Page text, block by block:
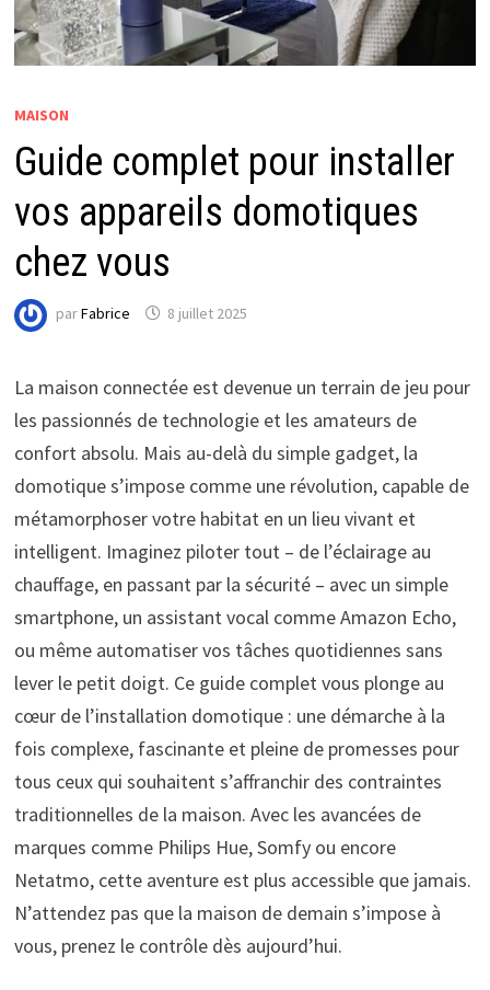
MAISON
Guide complet pour installer
vos appareils domotiques
chez vous
parFabrice 8 juillet 2025
La maison connectée est devenue un terrain de jeu pour
les passionnés de technologie et les amateurs de
confort absolu. Mais au-delà du simple gadget, la
domotique s’impose comme une révolution, capable de
métamorphoser votre habitat en un lieu vivant et
intelligent. Imaginez piloter tout – de l’éclairage au
chauffage, en passant par la sécurité – avec un simple
smartphone, un assistant vocal comme Amazon Echo,
ou même automatiser vos tâches quotidiennes sans
lever le petit doigt. Ce guide complet vous plonge au
cœur de l’installation domotique : une démarche à la
fois complexe, fascinante et pleine de promesses pour
tous ceux qui souhaitent s’affranchir des contraintes
traditionnelles de la maison. Avec les avancées de
marques comme Philips Hue, Somfy ou encore
Netatmo, cette aventure est plus accessible que jamais.
N’attendez pas que la maison de demain s’impose à
vous, prenez le contrôle dès aujourd’hui.